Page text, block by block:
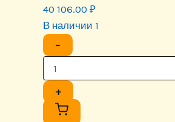
40 106.00 ₽
В наличии 1
−
+